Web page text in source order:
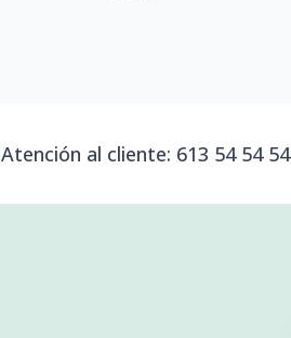
Atención al cliente: 613 54 54 54